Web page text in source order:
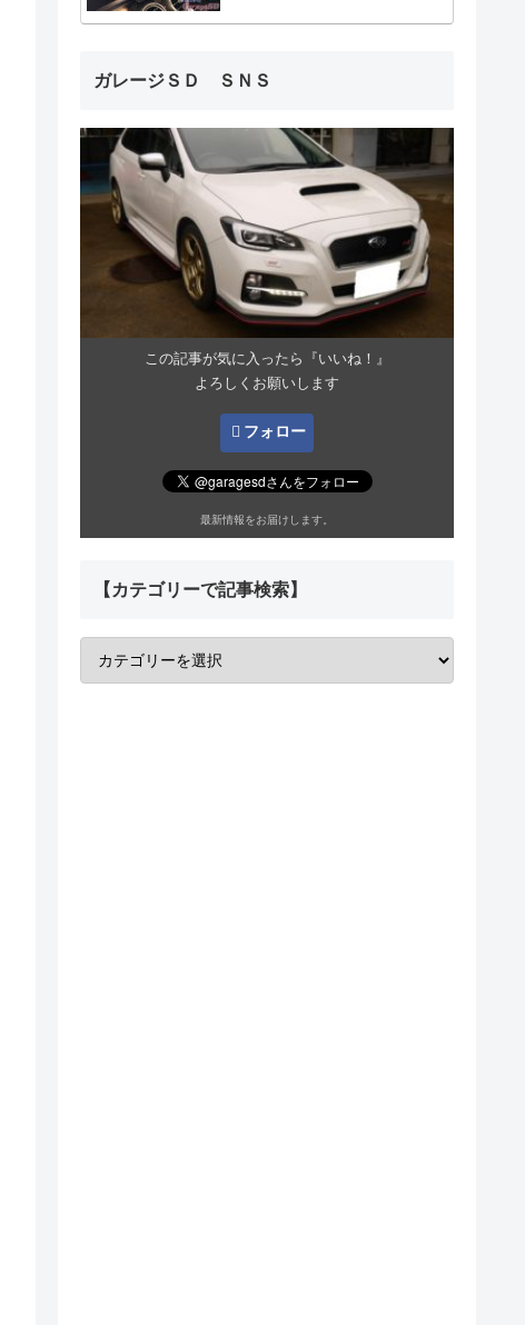
ガレージＳＤ ＳＮＳ
この記事が気に入ったら『いいね！』
よろしくお願いします
フォロー
最新情報をお届けします。
【カテゴリーで記事検索】